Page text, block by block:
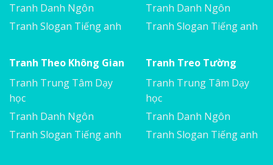
Tranh Danh Ngôn
Tranh Slogan Tiếng anh
Tranh Danh Ngôn
Tranh Slogan Tiếng anh
Tranh Theo Không Gian
Tranh Trung Tâm Dạy
học
Tranh Danh Ngôn
Tranh Slogan Tiếng anh
Tranh Treo Tường
Tranh Trung Tâm Dạy
học
Tranh Danh Ngôn
Tranh Slogan Tiếng anh